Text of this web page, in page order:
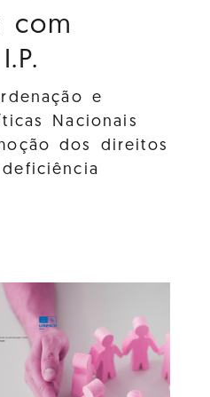
com
e
Nacionais
dos direitos